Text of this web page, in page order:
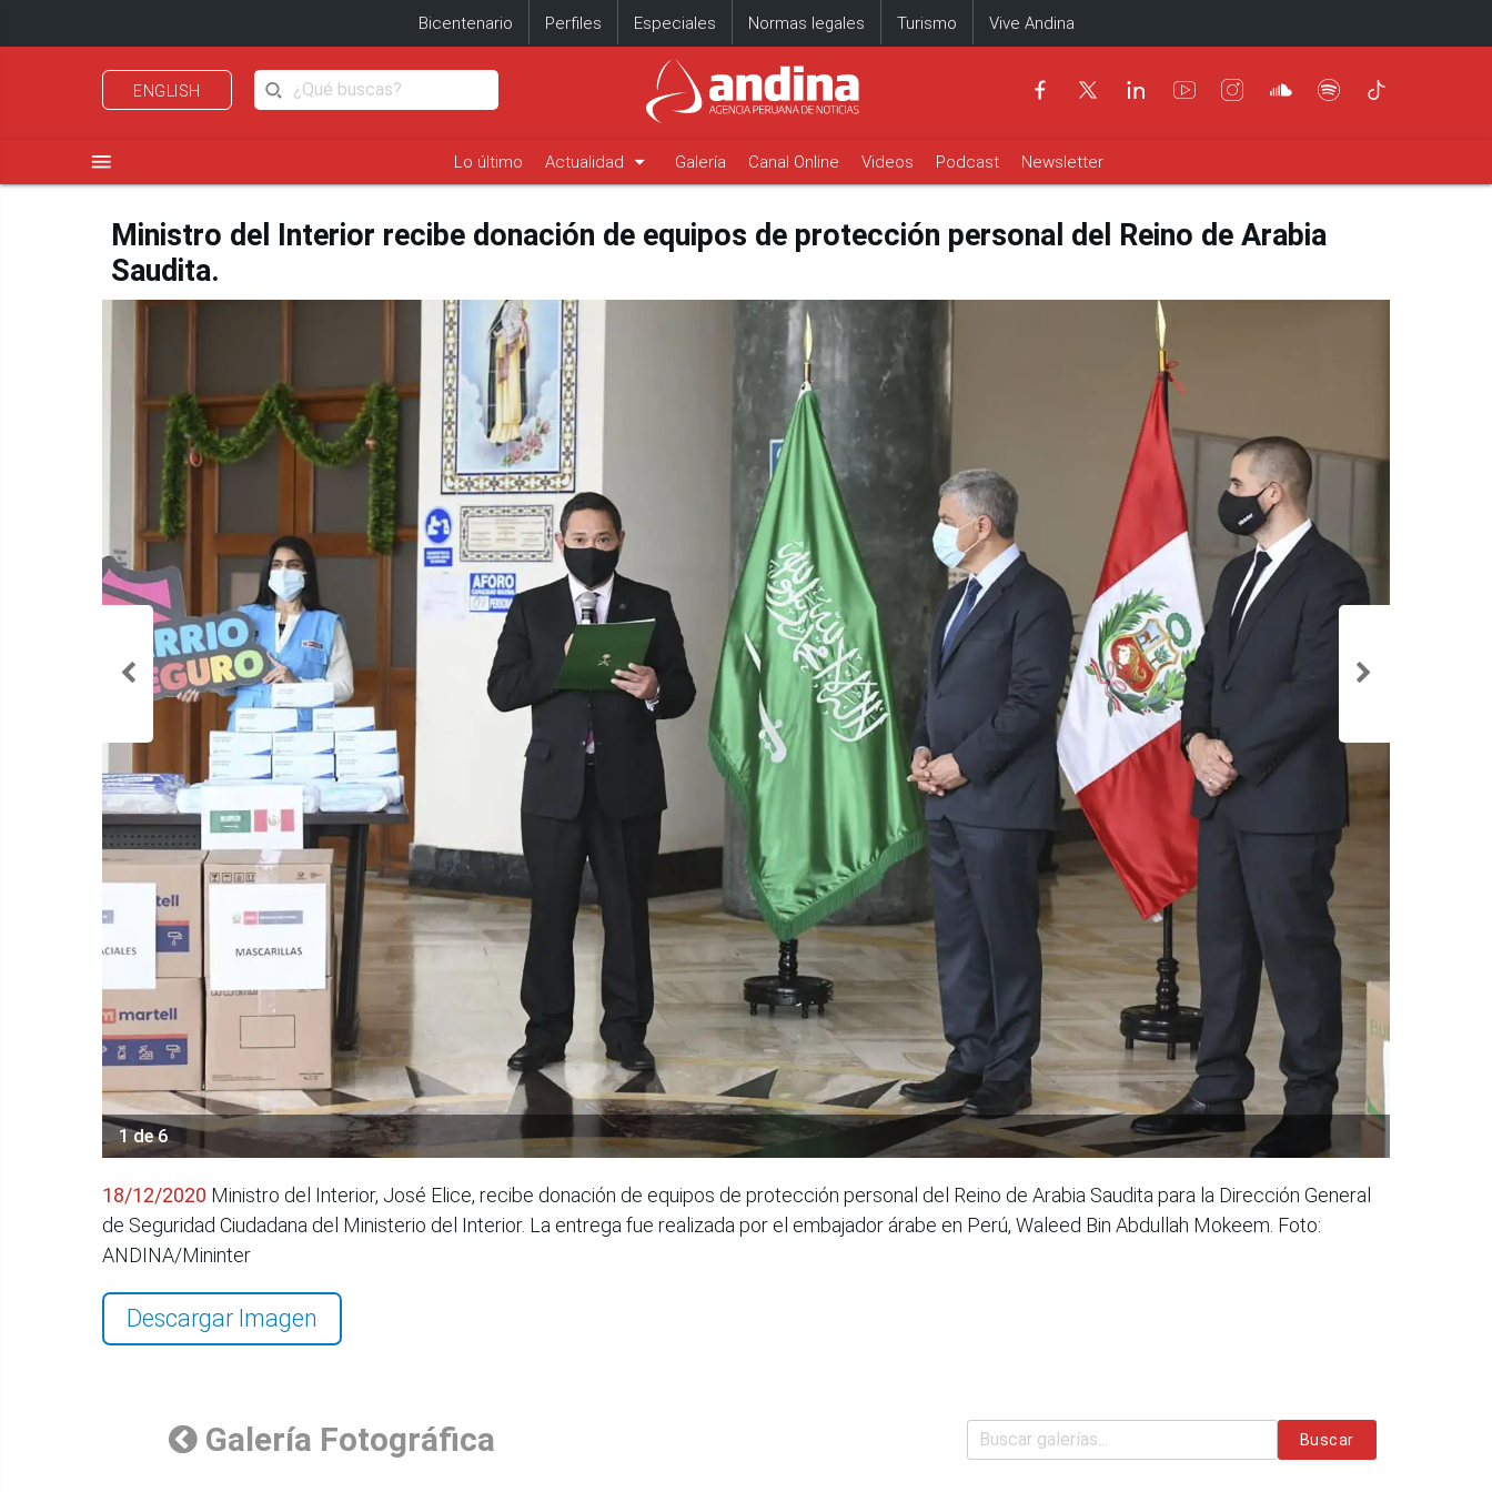
Bicentenario Perfiles Especiales Normas legales Turismo Vive Andina
ENGLISH
menu Lo último Actualidad arrow_drop_down Galería Canal Online Videos Podcast Newsletter
Ministro del Interior recibe donación de equipos de protección personal del Reino de Arabia
Saudita.
1 de 6
18/12/2020 Ministro del Interior, José Elice, recibe donación de equipos de protección personal del Reino de Arabia Saudita para la Dirección General
de Seguridad Ciudadana del Ministerio del Interior. La entrega fue realizada por el embajador árabe en Perú, Waleed Bin Abdullah Mokeem. Foto:
ANDINA/Mininter
Descargar Imagen
Galería Fotográfica Buscar